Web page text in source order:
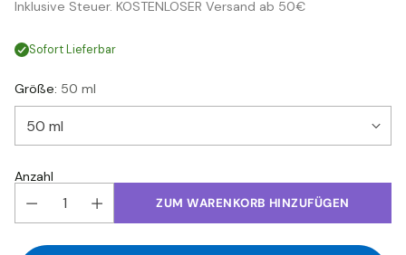
Inklusive Steuer. KOSTENLOSER Versand ab 50€
Sofort Lieferbar
Größe: 50 ml
Anzahl
ZUM WARENKORB HINZUFÜGEN